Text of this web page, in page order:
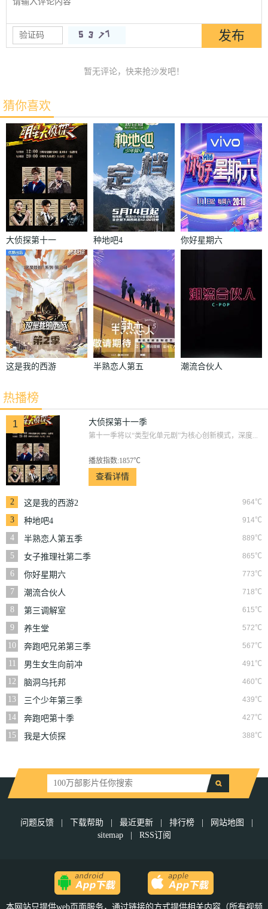
暂无评论，快来抢沙发吧！
猜你喜欢
大侦探第十一
季
种地吧4 你好星期六
这是我的西游
半熟恋人第五
潮流合伙人
热播榜
1 大侦探第十一季
第十一季将以“类型化单元剧”为核心创新模式，深度...
播放指数:1857℃
查看详情
2 964℃
这是我的西游2
3
914℃
种地吧4
4
889℃
半熟恋人第五季
5
865℃
女子推理社第二季
6
773℃
你好星期六
7
718℃
潮流合伙人
8
615℃
第三调解室
9
572℃
养生堂
10
567℃
奔跑吧兄弟第三季
11
491℃
男生女生向前冲
12
460℃
脑洞乌托邦
13
439℃
三个少年第三季
14
427℃
奔跑吧第十季
15
388℃
我是大侦探
问题反馈 下载帮助 最近更新 排行榜 网站地图
sitemap
RSS订阅
本网站只提供web页面服务，通过链接的方式提供相关内容（所有视频